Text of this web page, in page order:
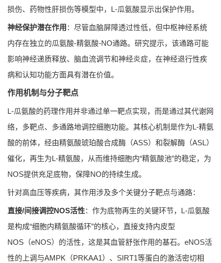
损伤、药物性肝损伤等模型中，L-瓜氨酸显示出保护作用。
神经保护潜在作用 ：尽管血脑屏障透过性低，但中枢神经系统
内存在独立的瓜氨酸-精氨酸-NO通路。研究提示，该通路可能
影响神经递质释放、脑血流调节和神经炎症，在神经退行性疾
病和认知功能方面具有潜在价值。
作用机制与分子靶点
L-瓜氨酸的药理作用并非通过单一靶点实现，而是通过其代谢网
络，多靶点、多通路地调控细胞功能。其核心机制是作为L-精氨
酸的前体，经由精氨酸琥珀酸合成酶（ASS）和裂解酶（ASL）
催化，再生为L-精氨酸，从而维持细胞内“精氨酸池”的稳定，为
NOS提供充足底物，保障NO的持续生成。
针对高血压等疾病，其作用涉及多个关键分子靶点与通路：
直接/间接调控NOS活性：作为底物再生的关键环节，L-瓜氨酸
是构成“细胞内精氨酸循环”的核心，直接支持内皮型
NOS（eNOS）的活性，这是其血管舒张作用的基石。eNOS活
性的上调与AMPK（PRKAA1）、SIRT1等蛋白的激活密切相